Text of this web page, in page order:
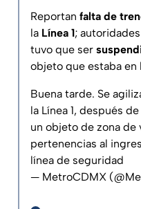
Reportan falta de
la Línea 1;
tuvo que ser
objeto que estaba en
Buena tarde. Se
la Línea 1, después
un objeto de zona de
pertenencias al
línea de seguridad
— MetroCDMX